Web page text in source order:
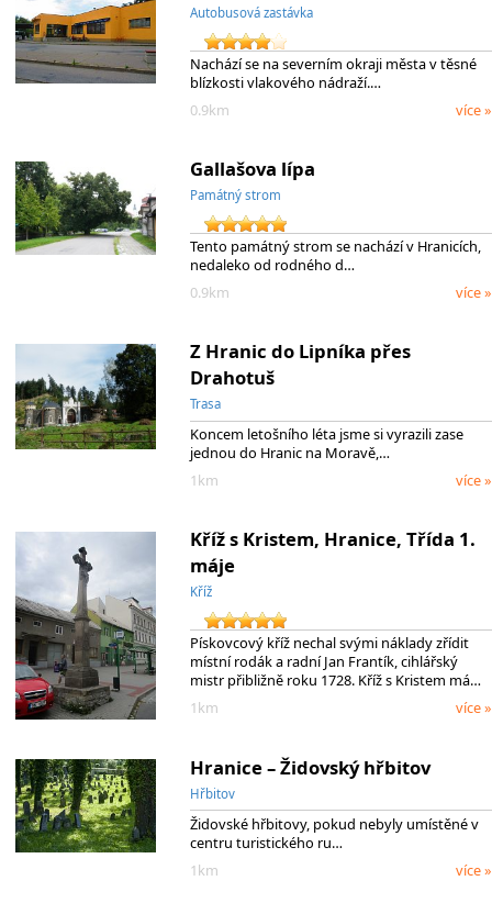
Autobusová zastávka
Nachází se na severním okraji města v těsné
blízkosti vlakového nádraží.…
0.9km
více »
Gallašova lípa
Památný strom
Tento památný strom se nachází v Hranicích,
nedaleko od rodného d…
0.9km
více »
Z Hranic do Lipníka přes
Drahotuš
Trasa
Koncem letošního léta jsme si vyrazili zase
jednou do Hranic na Moravě,…
1km
více »
Kříž s Kristem, Hranice, Třída 1.
máje
Kříž
Pískovcový kříž nechal svými náklady zřídit
místní rodák a radní Jan Frantík, cihlářský
mistr přibližně roku 1728. Kříž s Kristem má…
1km
více »
Hranice – Židovský hřbitov
Hřbitov
Židovské hřbitovy, pokud nebyly umístěné v
centru turistického ru…
1km
více »